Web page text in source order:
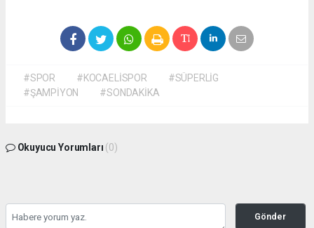
#SPOR #KOCAELİSPOR
#SÜPERLİG
#ŞAMPİYON
#SONDAKİKA
Okuyucu Yorumları (0)
Gönder